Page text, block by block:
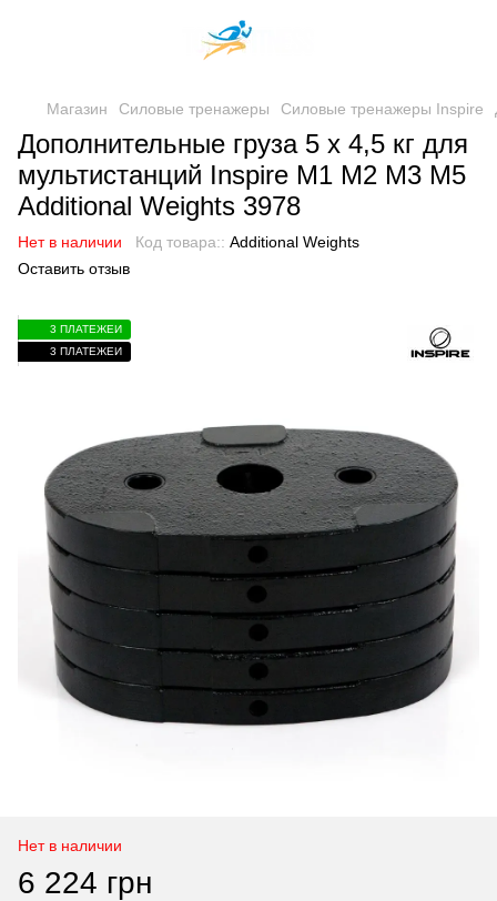
Магазин Силовые тренажеры Силовые тренажеры Inspire
Дополнительные груза 5 x 4,5 кг для
мультистанций Inspire M1 M2 M3 M5
Additional Weights 3978
Нет в наличии Код товара:: Additional Weights
Оставить отзыв
3 ПЛАТЕЖЕЙ
3 ПЛАТЕЖЕЙ
Нет в наличии
6 224 грн